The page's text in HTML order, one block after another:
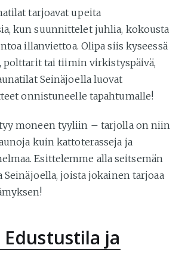
tarjoavat upeita
kun suunnittelet juhlia, kokousta
illanviettoa. Olipa siis kyseessä
polttarit tai tiimin virkistyspäivä,
Seinäjoella luovat
onnistuneelle tapahtumalle!
moneen tyyliin – tarjolla on niin
kuin kattoterasseja ja
Esittelemme alla seitsemän
Seinäjoella, joista jokainen tarjoaa
Edustustila ja